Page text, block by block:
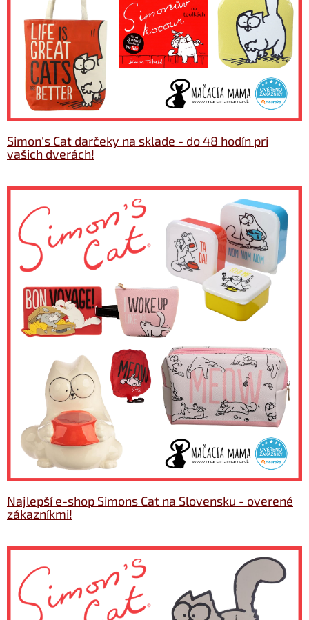
Simon's Cat darčeky na sklade - do 48 hodín pri
vašich dverách!
Najlepší e-shop Simons Cat na Slovensku - overené
zákazníkmi!